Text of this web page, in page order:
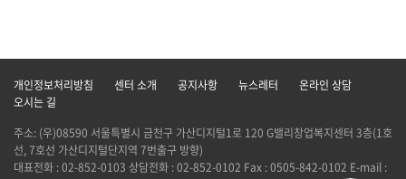
개인정보처리방침 센터 소개 공지사항 뉴스레터
온라인 상담
오시는 길
주소: (우)08590 서울특별시 금천구 가산디지털1로 120 G밸리창업복지센터 3층(1호
선, 7호선 가산디지털단지역 7번출구 방향)
대표전화 : 02-852-0103 상담전화 : 02-852-0102 Fax : 0505-842-0102 E-mail :